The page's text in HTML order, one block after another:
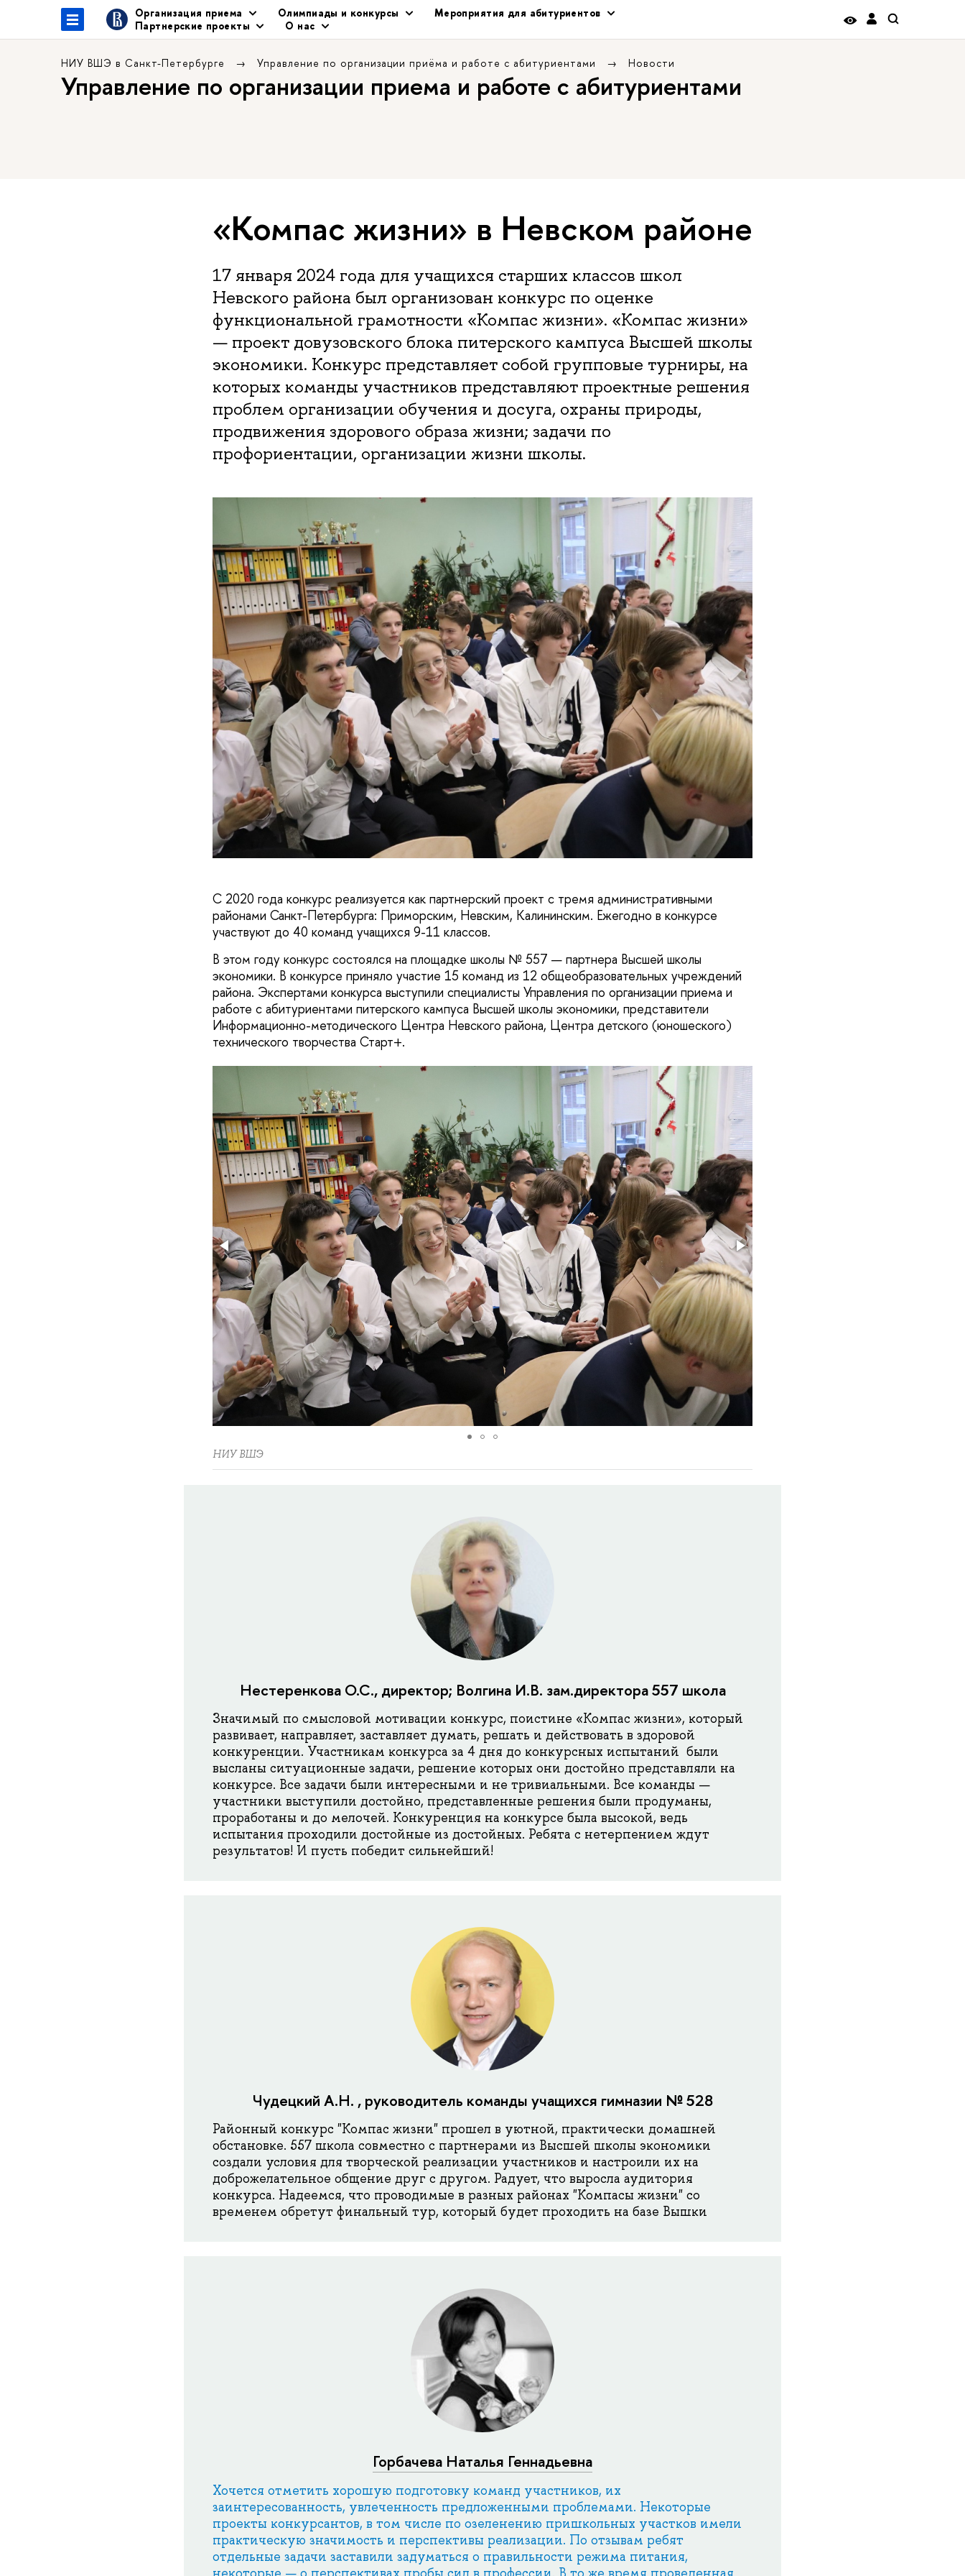
Организация приема Олимпиады и конкурсы
Мероприятия для абитуриентов
Партнерские проекты
О нас
НИУ ВШЭ в Санкт-Петербурге Управление по организации приёма и работе с абитуриентами Новости
Управление по организации приема и работе с абитуриентами
«Компас жизни» в Невском районе
17 января 2024 года для учащихся старших классов школ
Невского района был организован конкурс по оценке
функциональной грамотности «Компас жизни». «Компас жизни»
— проект довузовского блока питерского кампуса Высшей школы
экономики. Конкурс представляет собой групповые турниры, на
которых команды участников представляют проектные решения
проблем организации обучения и досуга, охраны природы,
продвижения здорового образа жизни; задачи по
профориентации, организации жизни школы.
С 2020 года конкурс реализуется как партнерский проект с тремя административными
районами Санкт-Петербурга: Приморским, Невским, Калининским. Ежегодно в конкурсе
участвуют до 40 команд учащихся 9-11 классов.
В этом году конкурс состоялся на площадке школы № 557 — партнера Высшей школы
экономики. В конкурсе приняло участие 15 команд из 12 общеобразовательных учреждений
района. Экспертами конкурса выступили специалисты Управления по организации приема и
работе с абитуриентами питерского кампуса Высшей школы экономики, представители
Информационно-методического Центра Невского района, Центра детского (юношеского)
технического творчества Старт+.
НИУ ВШЭ
Нестеренкова О.С., директор; Волгина И.В. зам.директора 557 школа
Значимый по смысловой мотивации конкурс, поистине «Компас жизни», который
развивает, направляет, заставляет думать, решать и действовать в здоровой
конкуренции. Участникам конкурса за 4 дня до конкурсных испытаний были
высланы ситуационные задачи, решение которых они достойно представляли на
конкурсе. Все задачи были интересными и не тривиальными. Все команды —
участники выступили достойно, представленные решения были продуманы,
проработаны и до мелочей. Конкуренция на конкурсе была высокой, ведь
испытания проходили достойные из достойных. Ребята с нетерпением ждут
результатов! И пусть победит сильнейший!
Чудецкий А.Н. , руководитель команды учащихся гимназии № 528
Районный конкурс "Компас жизни" прошел в уютной, практически домашней
обстановке. 557 школа совместно с партнерами из Высшей школы экономики
создали условия для творческой реализации участников и настроили их на
доброжелательное общение друг с другом. Радует, что выросла аудитория
конкурса. Надеемся, что проводимые в разных районах "Компасы жизни" со
временем обретут финальный тур, который будет проходить на базе Вышки
Горбачева Наталья Геннадьевна
Хочется отметить хорошую подготовку команд участников, их
заинтересованность, увлеченность предложенными проблемами. Некоторые
проекты конкурсантов, в том числе по озеленению пришкольных участков имели
практическую значимость и перспективы реализации. По отзывам ребят
отдельные задачи заставили задуматься о правильности режима питания,